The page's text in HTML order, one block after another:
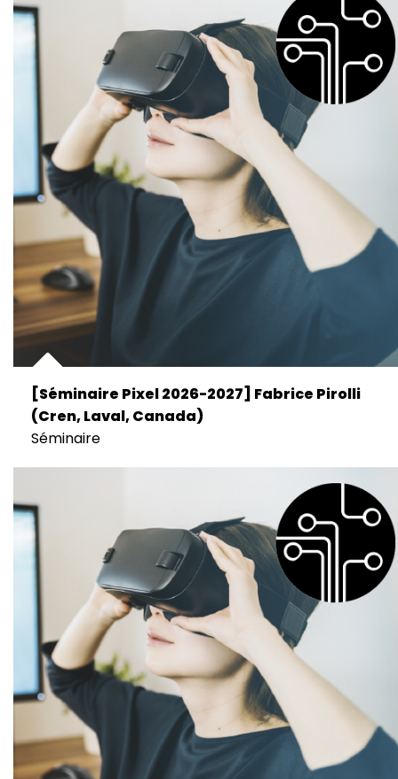
[Séminaire Pixel 2026-2027] Fabrice Pirolli
(Cren, Laval, Canada)
Séminaire